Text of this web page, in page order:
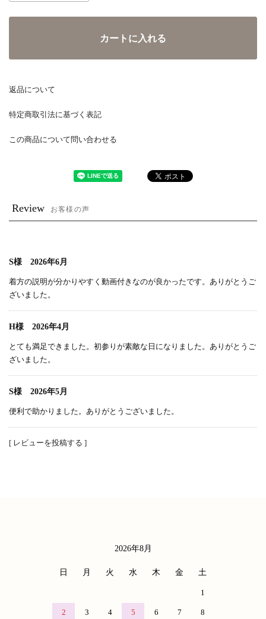
カートに入れる
返品について
特定商取引法に基づく表記
この商品について問い合わせる
Review お客様の声
S様 2026年6月
着方の説明が分かりやすく動画付きなのが良かったです。ありがとうご
ざいました。
H様 2026年4月
とても満足できました。初参りが素敵な日になりました。ありがとうご
ざいました。
S様 2026年5月
便利で助かりました。ありがとうございました。
[ レビューを投稿する ]
2026年8月
日 月 火 水 木 金 土
1
2 3 4 5 6 7 8